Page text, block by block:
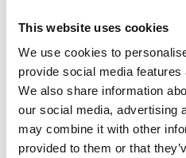
This website uses cookies
We use cookies to
provide social media
We also share information
our social media, advertising
may combine it with other
provided to them or that
Groep